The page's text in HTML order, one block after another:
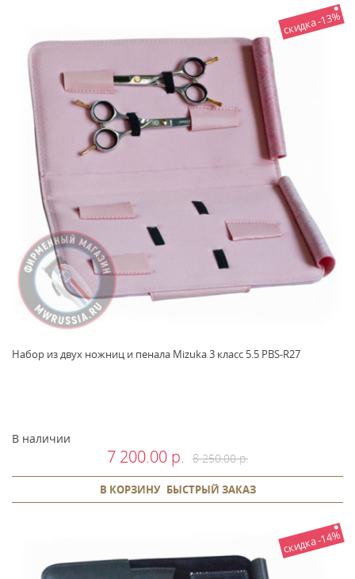
скидка -13%
Набор из двух ножниц и пенала Mizuka 3 класс 5.5 PBS-R27
В наличии
7 200.00 р. 8 250.00 р.
В КОРЗИНУ БЫСТРЫЙ ЗАКАЗ
скидка -14%